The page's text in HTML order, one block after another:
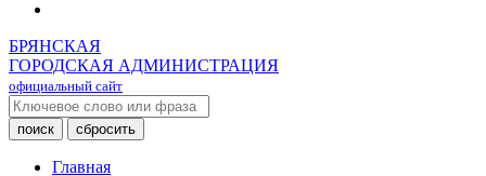
БРЯНСКАЯ
ГОРОДСКАЯ АДМИНИСТРАЦИЯ
официальный сайт
Главная